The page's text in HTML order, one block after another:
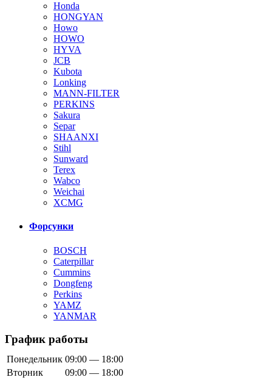
Honda
HONGYAN
Howo
HOWO
HYVA
JCB
Kubota
Lonking
MANN-FILTER
PERKINS
Sakura
Separ
SHAANXI
Stihl
Sunward
Terex
Wabco
Weichai
XCMG
Форсунки
BOSCH
Caterpillar
Cummins
Dongfeng
Perkins
YAMZ
YANMAR
График работы
Понедельник 09:00 — 18:00
Вторник
09:00 — 18:00